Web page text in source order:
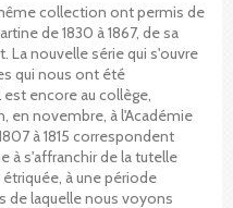
collection ont permis de
de 1830 à 1867, de sa
La nouvelle série qui s'ouvre
qui nous ont été
encore au collège,
en novembre, à l'Académie
à 1815 correspondent
à s'affranchir de la tutelle
à une période
de laquelle nous voyons